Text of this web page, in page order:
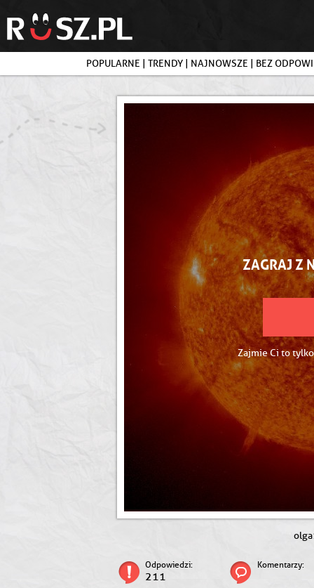
POPULARNE | TRENDY | NAJNOWSZE | BEZ
ZAGRAJ Z
Zajmie Ci to
Odpowiedzi:
211
Komentarzy: